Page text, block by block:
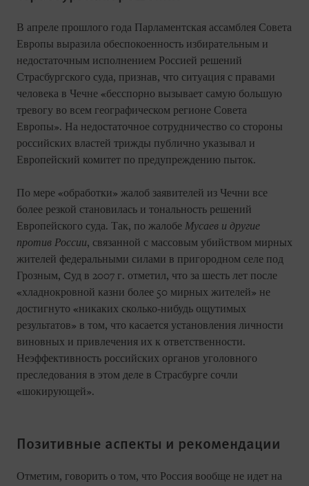
В апреле прошлого года Парламентская ассамблея Совета
Европы выразила обеспокоенность избирательным и
недостаточным исполнением Россией решений
Страсбургского суда, признав, что ситуация с правами
человека в Чечне «бесспорно вызывает самую большую
тревогу во всем географическом регионе Совета
Европы». На недостаточное сотрудничество со стороны
российских властей трижды публично указывал и
Европейский комитет по предупреждению пыток.
По мере «обработки» жалоб заявителей из Чечни все
более резкой становилась и тональность решений
Европейского суда. Так, по жалобе Мусаев и другие
против России, связанной с массовым убийством мирных
жителей федеральными силами в пригородном селе под
Грозным, Cуд в 2007 г. отметил, что за шесть лет после
«хладнокровной казни более 50 мирных жителей» не
достигнуто «никаких сколько-нибудь ощутимых
результатов» в том, что касается установления личности
виновных и привлечения их к ответственности.
Неэффективность российских органов уголовного
преследования в этом деле в Страсбурге сочли
«шокирующей».
Позитивные аспекты и рекомендации
Отметим, говорить о том, что Россия вообще не идет на